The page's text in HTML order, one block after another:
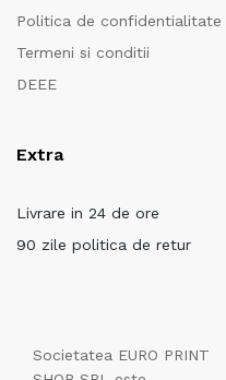
Politica de confidentialitate
Termeni si conditii
DEEE
Extra
Livrare in 24 de ore
90 zile politica de retur
Societatea EURO PRINT